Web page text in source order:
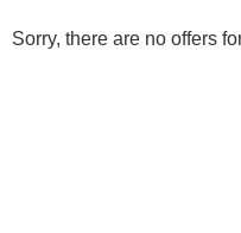
Sorry, there are no offers
o unitate de